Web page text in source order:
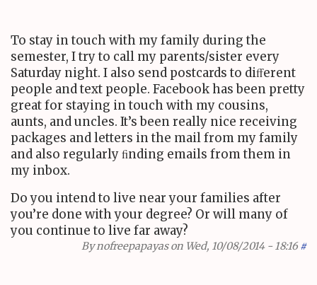
To stay in touch with my family during the
semester, I try to call my parents/sister every
Saturday night. I also send postcards to diﬀerent
people and text people. Facebook has been pretty
great for staying in touch with my cousins,
aunts, and uncles. It’s been really nice receiving
packages and letters in the mail from my family
and also regularly ﬁnding emails from them in
my inbox.
Do you intend to live near your families after
you’re done with your degree? Or will many of
you continue to live far away?
Bynofreepapayason Wed, 10/08/2014 - 18:16 #